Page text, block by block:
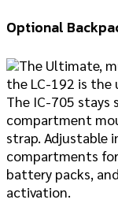
Optional
The Ultimate,
the LC-192 is
The IC-705
compartment
strap. Adjustable
compartments
battery packs,
activation.